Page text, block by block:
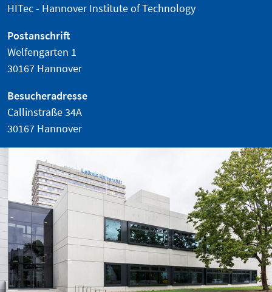
HITec - Hannover Institute of Technology
Postanschrift
Welfengarten 1
30167 Hannover
Besucheradresse
Callinstraße 34A
30167 Hannover